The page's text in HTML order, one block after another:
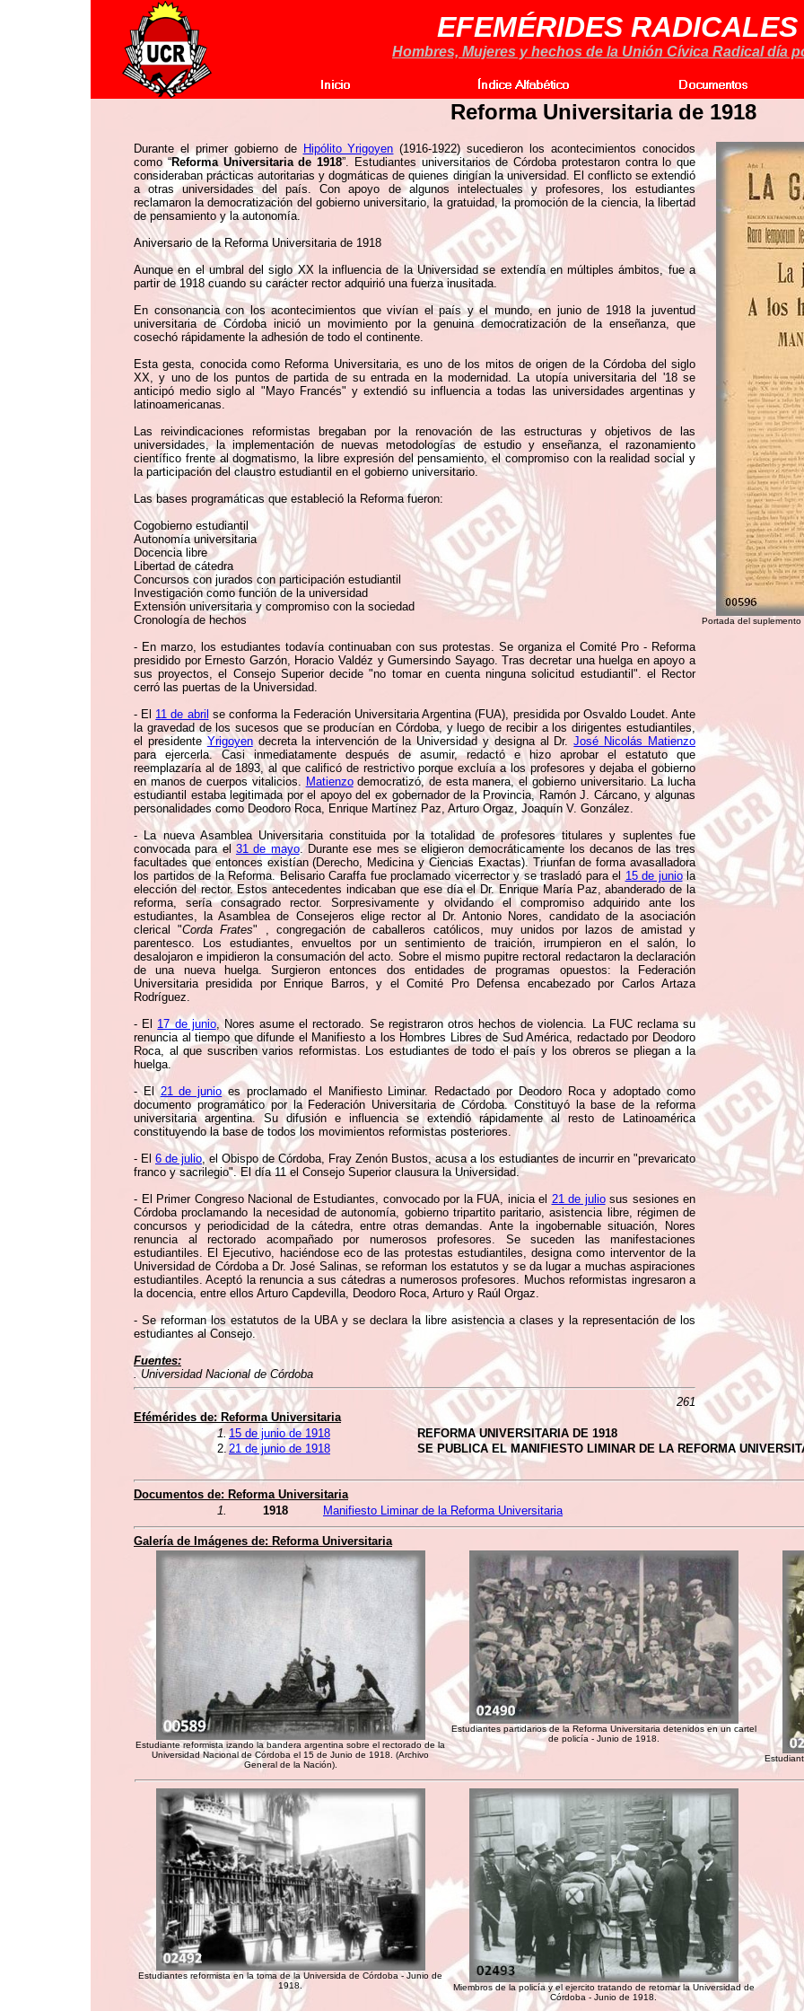
EFEMÉRIDES RADICALES
Hombres, Mujeres y hechos de la Unión Cívica Radical día
Reforma Universitaria de 1918
Durante el primer gobierno de Hipólito Yrigoyen (1916-1922) sucedieron los acontecimientos conocidos
como “Reforma Universitaria de 1918”. Estudiantes universitarios de Córdoba protestaron contra lo que
consideraban prácticas autoritarias y dogmáticas de quienes dirigían la universidad. El conflicto se extendió
a otras universidades del país. Con apoyo de algunos intelectuales y profesores, los estudiantes
reclamaron la democratización del gobierno universitario, la gratuidad, la promoción de la ciencia, la libertad
de pensamiento y la autonomía.
Aniversario de la Reforma Universitaria de 1918
Aunque en el umbral del siglo XX la influencia de la Universidad se extendía en múltiples ámbitos, fue a
partir de 1918 cuando su carácter rector adquirió una fuerza inusitada.
En consonancia con los acontecimientos que vivían el país y el mundo, en junio de 1918 la juventud
universitaria de Córdoba inició un movimiento por la genuina democratización de la enseñanza, que
cosechó rápidamente la adhesión de todo el continente.
Esta gesta, conocida como Reforma Universitaria, es uno de los mitos de origen de la Córdoba del siglo
XX, y uno de los puntos de partida de su entrada en la modernidad. La utopía universitaria del '18 se
anticipó medio siglo al "Mayo Francés" y extendió su influencia a todas las universidades argentinas y
latinoamericanas.
Las reivindicaciones reformistas bregaban por la renovación de las estructuras y objetivos de las
universidades, la implementación de nuevas metodologías de estudio y enseñanza, el razonamiento
científico frente al dogmatismo, la libre expresión del pensamiento, el compromiso con la realidad social y
la participación del claustro estudiantil en el gobierno universitario.
Las bases programáticas que estableció la Reforma fueron:
Cogobierno estudiantil
Autonomía universitaria
Docencia libre
Libertad de cátedra
Concursos con jurados con participación estudiantil
Investigación como función de la universidad
Extensión universitaria y compromiso con la sociedad
Cronología de hechos
- En marzo, los estudiantes todavía continuaban con sus protestas. Se organiza el Comité Pro - Reforma
presidido por Ernesto Garzón, Horacio Valdéz y Gumersindo Sayago. Tras decretar una huelga en apoyo a
sus proyectos, el Consejo Superior decide "no tomar en cuenta ninguna solicitud estudiantil". el Rector
cerró las puertas de la Universidad.
- El 11 de abril se conforma la Federación Universitaria Argentina (FUA), presidida por Osvaldo Loudet. Ante
la gravedad de los sucesos que se producían en Córdoba, y luego de recibir a los dirigentes estudiantiles,
el presidente Yrigoyendecreta la intervención de la Universidad y designa al Dr.José Nicolás Matienzo
para ejercerla. Casi inmediatamente después de asumir, redactó e hizo aprobar el estatuto que
reemplazaría al de 1893, al que calificó de restrictivo porque excluía a los profesores y dejaba el gobierno
en manos de cuerpos vitalicios. Matienzodemocratizó, de esta manera, el gobierno universitario. La lucha
estudiantil estaba legitimada por el apoyo del ex gobernador de la Provincia, Ramón J. Cárcano, y algunas
personalidades como Deodoro Roca, Enrique Martínez Paz, Arturo Orgaz, Joaquín V. González.
- La nueva Asamblea Universitaria constituida por la totalidad de profesores titulares y suplentes fue
convocada para el 31 de mayo. Durante ese mes se eligieron democráticamente los decanos de las tres
facultades que entonces existían (Derecho, Medicina y Ciencias Exactas). Triunfan de forma avasalladora
los partidos de la Reforma. Belisario Caraffa fue proclamado vicerrector y se trasladó para el 15 de juniola
elección del rector. Estos antecedentes indicaban que ese día el Dr. Enrique María Paz, abanderado de la
reforma, sería consagrado rector. Sorpresivamente y olvidando el compromiso adquirido ante los
estudiantes, la Asamblea de Consejeros elige rector al Dr. Antonio Nores, candidato de la asociación
clerical "Corda Frates" , congregación de caballeros católicos, muy unidos por lazos de amistad y
parentesco. Los estudiantes, envueltos por un sentimiento de traición, irrumpieron en el salón, lo
desalojaron e impidieron la consumación del acto. Sobre el mismo pupitre rectoral redactaron la declaración
de una nueva huelga. Surgieron entonces dos entidades de programas opuestos: la Federación
Universitaria presidida por Enrique Barros, y el Comité Pro Defensa encabezado por Carlos Artaza
Rodríguez.
- El 17 de junio, Nores asume el rectorado. Se registraron otros hechos de violencia. La FUC reclama su
renuncia al tiempo que difunde el Manifiesto a los Hombres Libres de Sud América, redactado por Deodoro
Roca, al que suscriben varios reformistas. Los estudiantes de todo el país y los obreros se pliegan a la
huelga.
- El21 de junioes proclamado el Manifiesto Liminar. Redactado por Deodoro Roca y adoptado como
documento programático por la Federación Universitaria de Córdoba. Constituyó la base de la reforma
universitaria argentina. Su difusión e influencia se extendió rápidamente al resto de Latinoamérica
constituyendo la base de todos los movimientos reformistas posteriores.
- El 6 de julio, el Obispo de Córdoba, Fray Zenón Bustos, acusa a los estudiantes de incurrir en "prevaricato
franco y sacrilegio". El día 11 el Consejo Superior clausura la Universidad.
- El Primer Congreso Nacional de Estudiantes, convocado por la FUA, inicia el 21 de juliosus sesiones en
Córdoba proclamando la necesidad de autonomía, gobierno tripartito paritario, asistencia libre, régimen de
concursos y periodicidad de la cátedra, entre otras demandas. Ante la ingobernable situación, Nores
renuncia al rectorado acompañado por numerosos profesores. Se suceden las manifestaciones
estudiantiles. El Ejecutivo, haciéndose eco de las protestas estudiantiles, designa como interventor de la
Universidad de Córdoba a Dr. José Salinas, se reforman los estatutos y se da lugar a muchas aspiraciones
estudiantiles. Aceptó la renuncia a sus cátedras a numerosos profesores. Muchos reformistas ingresaron a
la docencia, entre ellos Arturo Capdevilla, Deodoro Roca, Arturo y Raúl Orgaz.
- Se reforman los estatutos de la UBA y se declara la libre asistencia a clases y la representación de los
estudiantes al Consejo.
Fuentes:
. Universidad Nacional de Córdoba
261
Portada del suplemento
Efémérides de: Reforma Universitaria
1. 15 de junio de 1918
REFORMA UNIVERSITARIA DE 1918
2. 21 de junio de 1918 SE PUBLICA EL MANIFIESTO LIMINAR DE LA REFORMA
Documentos de: Reforma Universitaria
1.
1918 Manifiesto Liminar de la Reforma Universitaria
Galería de Imágenes de: Reforma Universitaria
Estudiante reformista izando la bandera argentina sobre el rectorado de la
Universidad Nacional de Córdoba el 15 de Junio de 1918. (Archivo
General de la Nación).
Estudiantes partidarios de la Reforma Universitaria detenidos en un cartel
de policía - Junio de 1918.
Estudiantes reformista en la toma de la Universida de Córdoba - Junio de
1918.
Miembros de la policía y el ejercito tratando de retomar la Universidad de
Córdoba - Junio de 1918.